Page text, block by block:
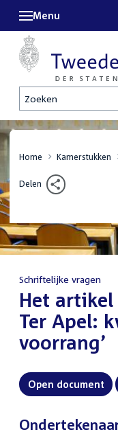
Zoeken
Menu
Home Kamerstukken
Delen
Schriftelijke vragen
:Het artikel
Ter Apel:
voorrang’
Open document